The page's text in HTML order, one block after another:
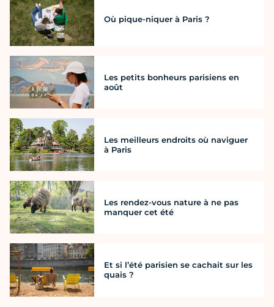
Où pique-niquer à Paris ?
Les petits bonheurs parisiens en
août
Les meilleurs endroits où naviguer
à Paris
Les rendez-vous nature à ne pas
manquer cet été
Et si l’été parisien se cachait sur les
quais ?